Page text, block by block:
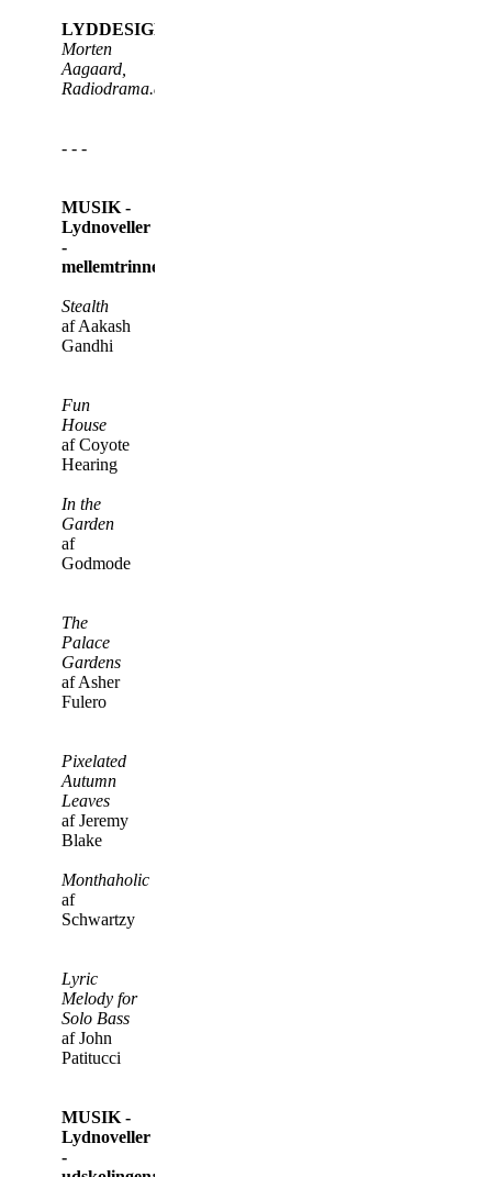
LYDDESIGN:
Morten
Aagaard,
Radiodrama.dk
- - -
MUSIK -
Lydnoveller
-
mellemtrinnet:
Stealth
af Aakash
Gandhi
Fun
House
af Coyote
Hearing
In the
Garden
af
Godmode
The
Palace
Gardens
af Asher
Fulero
Pixelated
Autumn
Leaves
af Jeremy
Blake
Monthaholic
af
Schwartzy
Lyric
Melody for
Solo Bass
af John
Patitucci
MUSIK -
Lydnoveller
-